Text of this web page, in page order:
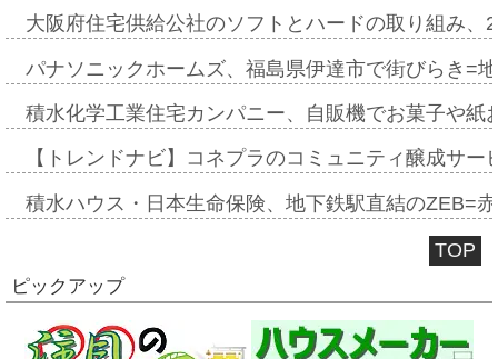
大阪府住宅供給公社のソフトとハードの取り組み
パナソニックホームズ、福島県伊達市で街びらき=
積水化学工業住宅カンパニー、自販機でお菓子や
【トレンドナビ】コネプラのコミュニティ醸成サ
積水ハウス・日本生命保険、地下鉄駅直結のZEB=
TOP
ピックアップ